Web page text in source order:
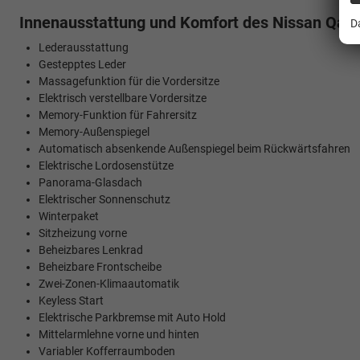
Innenausstattung und Komfort des Nissan
Lederausstattung
Gestepptes Leder
Massagefunktion für die Vordersitze
Elektrisch verstellbare Vordersitze
Memory-Funktion für Fahrersitz
Memory-Außenspiegel
Automatisch absenkende Außenspiegel beim Rückwärtsfahren
Elektrische Lordosenstütze
Panorama-Glasdach
Elektrischer Sonnenschutz
Winterpaket
Sitzheizung vorne
Beheizbares Lenkrad
Beheizbare Frontscheibe
Zwei-Zonen-Klimaautomatik
Keyless Start
Elektrische Parkbremse mit Auto Hold
Mittelarmlehne vorne und hinten
Variabler Kofferraumboden